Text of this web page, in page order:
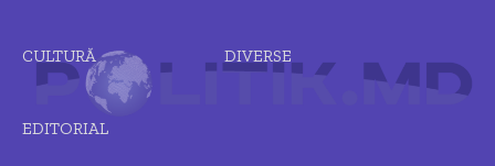
CULTURĂ DIVERSE
EDITORIAL